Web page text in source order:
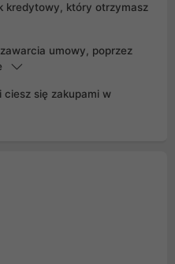
kredytowy, który otrzymasz
umowy, poprzez
ciesz się zakupami w